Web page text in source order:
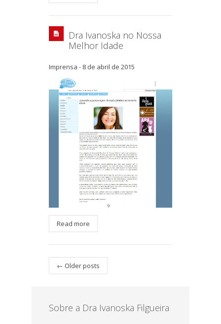
Dra Ivanoska no Nossa
Melhor Idade
Imprensa - 8 de abril de 2015
Read more
← Older posts
Sobre a Dra Ivanoska Filgueira